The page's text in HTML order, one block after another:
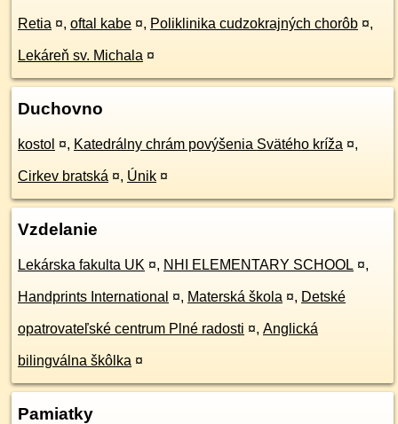
Retia ¤, oftal kabe ¤, Poliklinika cudzokrajných chorôb ¤,
Lekáreň sv. Michala ¤
Duchovno
kostol ¤, Katedrálny chrám povýšenia Svätého kríža ¤,
Cirkev bratská ¤, Únik ¤
Vzdelanie
Lekárska fakulta UK ¤, NHI ELEMENTARY SCHOOL ¤,
Handprints International ¤, Materská škola ¤, Detské
opatrovateľské centrum Plné radosti ¤, Anglická
bilingválna škôlka ¤
Pamiatky